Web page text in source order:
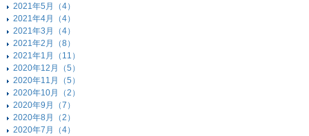
2021年5月（4）
2021年4月（4）
2021年3月（4）
2021年2月（8）
2021年1月（11）
2020年12月（5）
2020年11月（5）
2020年10月（2）
2020年9月（7）
2020年8月（2）
2020年7月（4）